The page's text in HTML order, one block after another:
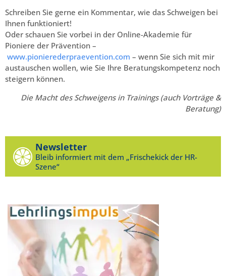
Schreiben Sie gerne ein Kommentar, wie das Schweigen bei
Ihnen funktioniert!
Oder schauen Sie vorbei in der Online-Akademie für
Pioniere der Prävention –
www.pionierederpraevention.com – wenn Sie sich mit mir
austauschen wollen, wie Sie Ihre Beratungskompetenz noch
steigern können.
Die Macht des Schweigens in Trainings (auch Vorträge &
Beratung)
Newsletter
Bleib informiert mit dem „Frischekick der HR-
Szene“